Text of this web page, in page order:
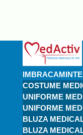
COSTUME
UNIFORME
UNIFORME
BLUZA
BLUZA